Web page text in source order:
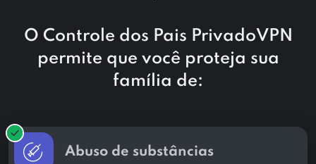
O Controle dos Pais PrivadoVPN
permite que você proteja sua
família de:
Abuso de substâncias